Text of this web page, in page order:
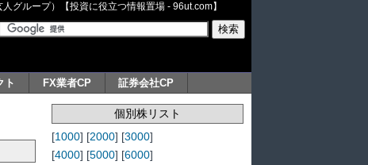
グループ）【投資に役立つ情報置場 - 96ut.com】
ト FX業者CP 証券会社CP
個別株リスト
[1000] [2000] [3000]
[4000] [5000] [6000]